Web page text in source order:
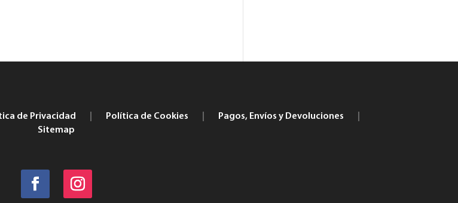
de Privacidad Política de Cookies Pagos, Envíos y Devoluciones
Sitemap